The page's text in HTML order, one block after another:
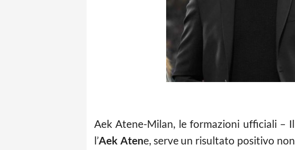
Aek Atene-Milan, le formazioni ufficiali – Il
l’Aek Atene, serve un risultato positivo